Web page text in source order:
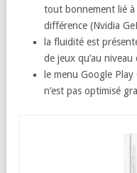
tout bonnement lié
différence (Nvidia
la fluidité est
de jeux qu’au niveau
le menu Google
n’est pas optimisé